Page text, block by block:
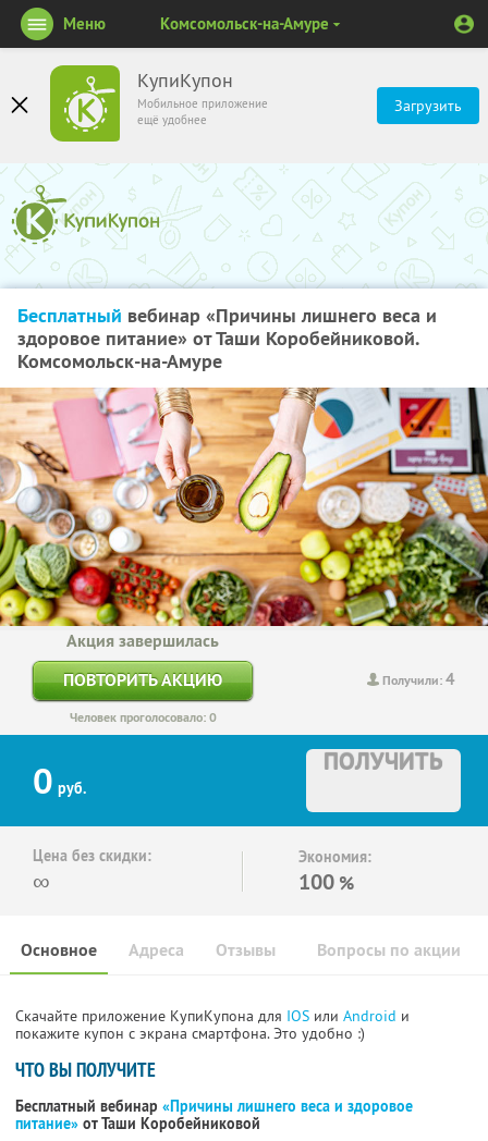
КупиКупон
Мобильное приложение
ещё удобнее
Загрузить
Меню Комсомольск-на-Амуре
Бесплатный вебинар «Причины лишнего веса и
здоровое питание» от Таши Коробейниковой.
Комсомольск-на-Амуре
Получили:4
Акция завершилась
ПОВТОРИТЬ АКЦИЮ
Человек проголосовало: 0
0 руб.
ПОЛУЧИТЬ
Цена без скидки:
∞
Экономия:
100 %
Основное Отзывы Вопросы по акции
Адреса
Скачайте приложение КупиКупона для IOS или Android и
покажите купон с экрана смартфона. Это удобно :)
ЧТО ВЫ ПОЛУЧИТЕ
Бесплатный вебинар «Причины лишнего веса и здоровое
питание» от Таши Коробейниковой